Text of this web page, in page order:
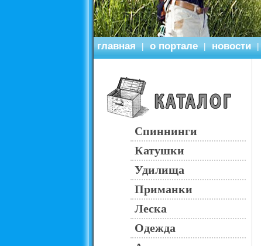
главная | о портале | новости |
Спиннинги
Катушки
Удилища
Приманки
Леска
Одежда